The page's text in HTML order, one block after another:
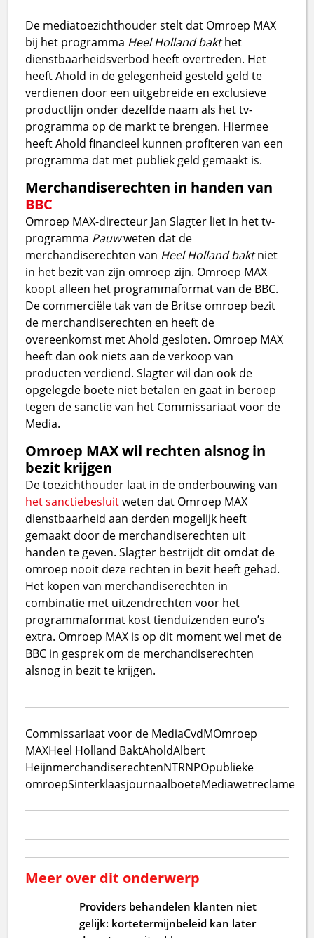
De mediatoezichthouder stelt dat Omroep MAX
bij het programma Heel Holland bakthet
dienstbaarheidsverbod heeft overtreden. Het
heeft Ahold in de gelegenheid gesteld geld te
verdienen door een uitgebreide en exclusieve
productlijn onder dezelfde naam als het tv-
programma op de markt te brengen. Hiermee
heeft Ahold financieel kunnen profiteren van een
programma dat met publiek geld gemaakt is.
Merchandiserechten in handen van
BBC
Omroep MAX-directeur Jan Slagter liet in het tv-
programma Pauwweten dat de
merchandiserechten van Heel Holland baktniet
in het bezit van zijn omroep zijn. Omroep MAX
koopt alleen het programmaformat van de BBC.
De commerciële tak van de Britse omroep bezit
de merchandiserechten en heeft de
overeenkomst met Ahold gesloten. Omroep MAX
heeft dan ook niets aan de verkoop van
producten verdiend. Slagter wil dan ook de
opgelegde boete niet betalen en gaat in beroep
tegen de sanctie van het Commissariaat voor de
Media.
Omroep MAX wil rechten alsnog in
bezit krijgen
De toezichthouder laat in de onderbouwing van
het sanctiebesluitweten dat Omroep MAX
dienstbaarheid aan derden mogelijk heeft
gemaakt door de merchandiserechten uit
handen te geven. Slagter bestrijdt dit omdat de
omroep nooit deze rechten in bezit heeft gehad.
Het kopen van merchandiserechten in
combinatie met uitzendrechten voor het
programmaformat kost tienduizenden euro’s
extra. Omroep MAX is op dit moment wel met de
BBC in gesprek om de merchandiserechten
alsnog in bezit te krijgen.
Commissariaat voor de MediaCvdMOmroep
MAXHeel Holland BaktAholdAlbert
HeijnmerchandiserechtenNTRNPOpublieke
omroepSinterklaasjournaalboeteMediawetreclame
Meer over dit onderwerp
Providers behandelen klanten niet
gelijk: kortetermijnbeleid kan later